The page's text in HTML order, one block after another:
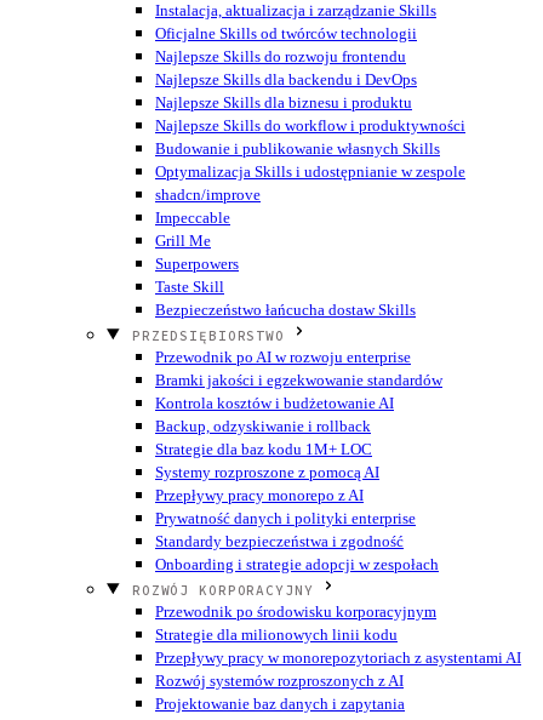
Instalacja, aktualizacja i zarządzanie Skills
Oficjalne Skills od twórców technologii
Najlepsze Skills do rozwoju frontendu
Najlepsze Skills dla backendu i DevOps
Najlepsze Skills dla biznesu i produktu
Najlepsze Skills do workflow i produktywności
Budowanie i publikowanie własnych Skills
Optymalizacja Skills i udostępnianie w zespole
shadcn/improve
Impeccable
Grill Me
Superpowers
Taste Skill
Bezpieczeństwo łańcucha dostaw Skills
PRZEDSIĘBIORSTWO
Przewodnik po AI w rozwoju enterprise
Bramki jakości i egzekwowanie standardów
Kontrola kosztów i budżetowanie AI
Backup, odzyskiwanie i rollback
Strategie dla baz kodu 1M+ LOC
Systemy rozproszone z pomocą AI
Przepływy pracy monorepo z AI
Prywatność danych i polityki enterprise
Standardy bezpieczeństwa i zgodność
Onboarding i strategie adopcji w zespołach
ROZWÓJ KORPORACYJNY
Przewodnik po środowisku korporacyjnym
Strategie dla milionowych linii kodu
Przepływy pracy w monorepozytoriach z asystentami AI
Rozwój systemów rozproszonych z AI
Projektowanie baz danych i zapytania